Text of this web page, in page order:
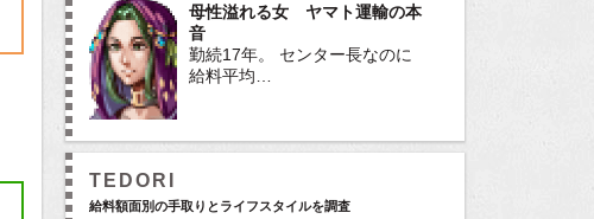
母性溢れる女 ヤマト運輸の本
音
勤続17年。 センター長なのに
給料平均…
TEDORI
給料額面別の手取りとライフスタイルを調査